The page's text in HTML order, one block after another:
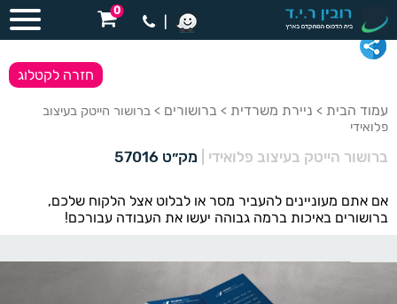
0
עמוד הבית > ניירת משרדית > ברושורים > ברושור הייטק בעיצוב
פלואידי
ברושור הייטק בעיצוב פלואידי מק״ט 57016
חזרה לקטלוג
אם אתם מעוניינים להעביר מסר או לבלוט אצל הלקוח שלכם,
ברושורים באיכות ברמה גבוהה יעשו את העבודה עבורכם!